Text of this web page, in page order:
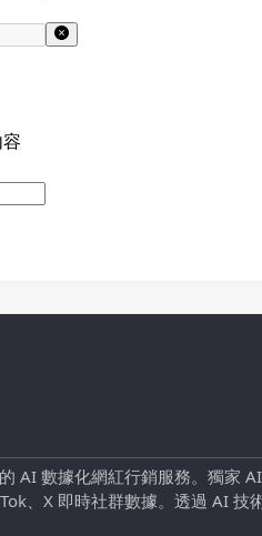
AI 數據化網紅行銷服務。獨家
、X 即時社群數據。透過 AI